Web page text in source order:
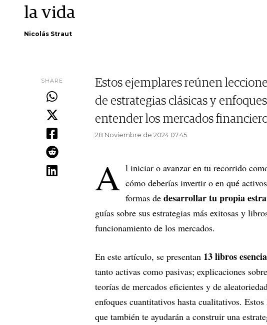
la vida
Nicolás Straut
SHARE
Estos ejemplares reúnen
de estrategias clásicas y
entender los mercados
28 Noviembre de 2024 07.45
A l iniciar o avanzar en tu recorrido
cómo deberías invertir o en qué
formas de desarrollar tu propia
guías sobre sus estrategias más exitosas y
funcionamiento de los mercados.
En este artículo, se presentan 13 libros
tanto activas como pasivas; explicaciones
teorías de mercados eficientes y de
enfoques cuantitativos hasta cualitativos.
que también te ayudarán a construir una